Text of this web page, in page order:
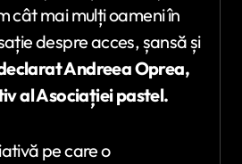
cât mai mulți oameni în
despre acces, șansă și
Andreea Oprea,
al Asociației pastel.
pe care o